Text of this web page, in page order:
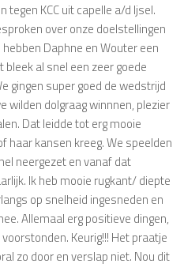
KCC uit capelle a/d Ijsel.
over onze doelstellingen
Daphne en Wouter een
al snel een zeer goede
gingen super goed de wedstrijd
wilden dolgraag winnnen, plezier
Dat leidde tot erg mooie
haar kansen kreeg. We speelden
neergezet en vanaf dat
Ik heb mooie rugkant/ diepte
op snelheid ingesneden en
Allemaal erg positieve dingen,
Keurig!!! Het praatje
zo door en verslap niet. Nou dit